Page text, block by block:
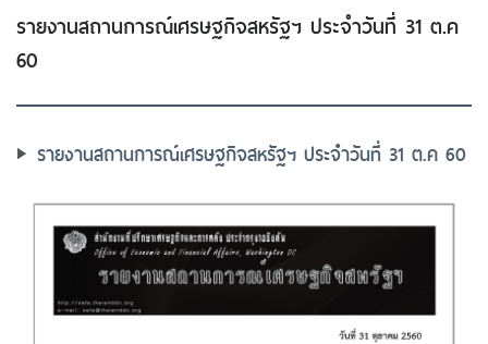
รายงานสถานการณ์เศรษฐกิจสหรัฐฯ ประจำวันที่ 31 ต.ค
60
รายงานสถานการณ์เศรษฐกิจสหรัฐฯ ประจำวันที่ 31 ต.ค 60